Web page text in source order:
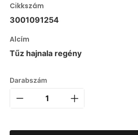
Cikkszám
3001091254
Alcím
Tűz hajnala regény
Darabszám